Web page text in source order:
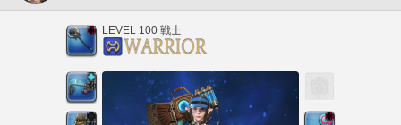
LEVEL 100 戦士